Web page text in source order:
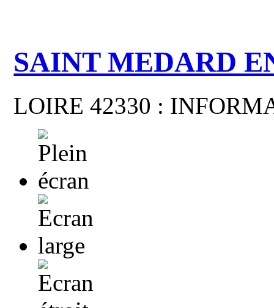
SAINT MEDARD
LOIRE 42330 :